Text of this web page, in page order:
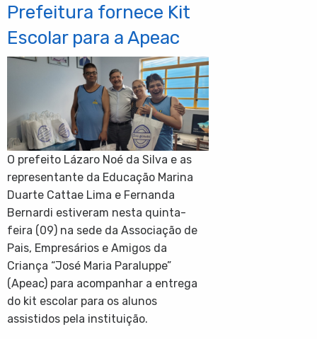
Prefeitura fornece Kit
Escolar para a Apeac
O prefeito Lázaro Noé da Silva e as
representante da Educação Marina
Duarte Cattae Lima e Fernanda
Bernardi estiveram nesta quinta-
feira (09) na sede da Associação de
Pais, Empresários e Amigos da
Criança “José Maria Paraluppe”
(Apeac) para acompanhar a entrega
do kit escolar para os alunos
assistidos pela instituição.